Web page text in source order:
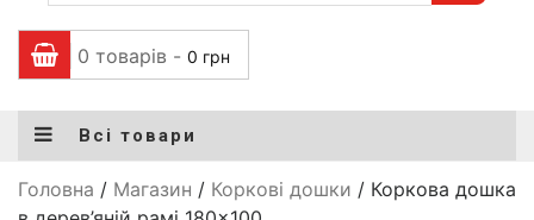
0 товарів - 0 грн
Всі товари
Головна / Магазин / Коркові дошки / Коркова дошка